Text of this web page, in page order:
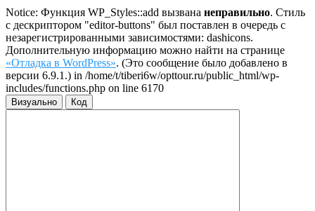
Notice: Функция WP_Styles::add вызвана неправильно. Стиль
с дескриптором "editor-buttons" был поставлен в очередь с
незарегистрированными зависимостями: dashicons.
Дополнительную информацию можно найти на странице
«Отладка в WordPress». (Это сообщение было добавлено в
версии 6.9.1.) in /home/t/tiberi6w/opttour.ru/public_html/wp-
includes/functions.php on line 6170
Визуально Код